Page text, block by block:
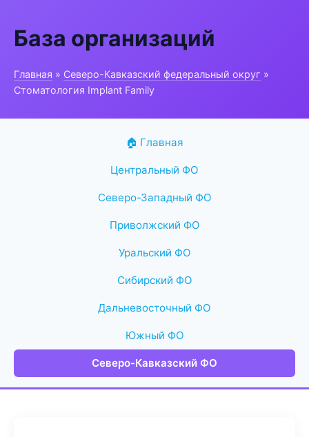
База организаций
Главная » Северо-Кавказский федеральный округ »
Стоматология Implant Family
🏠 Главная
Центральный ФО
Северо-Западный ФО
Приволжский ФО
Уральский ФО
Сибирский ФО
Дальневосточный ФО
Южный ФО
Северо-Кавказский ФО